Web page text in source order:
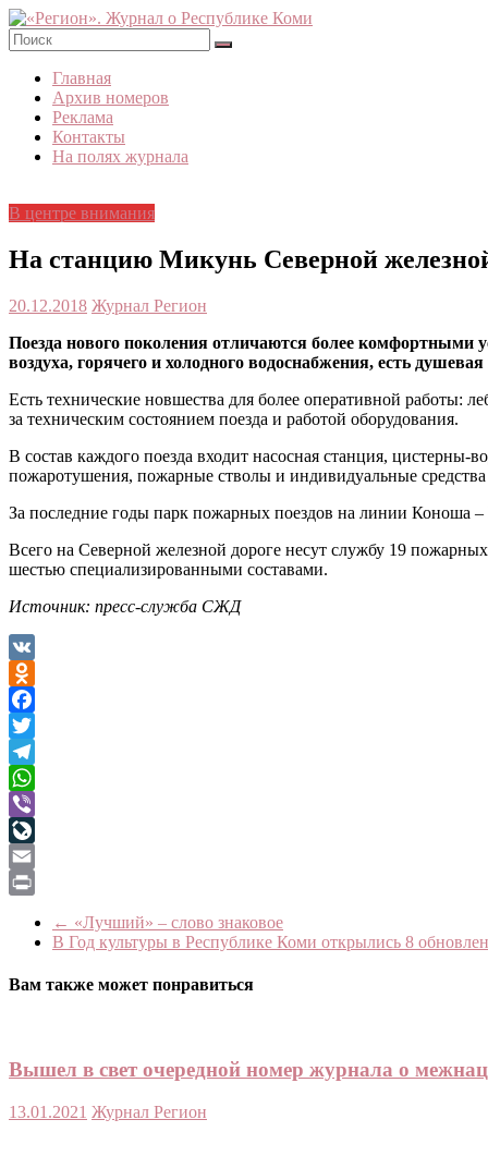
Skip
to
content
«Регион».
Журнал
Республике
Коми
Главная
Архив номеров
Реклама
Контакты
На полях журнала
В центре внимания
На станцию Микунь Северной
20.12.2018 Журнал Регион
Поезда нового поколения отличаются более
воздуха, горячего и холодного водоснабжения, есть
Есть технические новшества для более оперативной работы:
за техническим состоянием поезда и работой оборудования.
В состав каждого поезда входит насосная станция,
пожаротушения, пожарные стволы и индивидуальные
За последние годы парк пожарных поездов на линии Коноша
Всего на Северной железной дороге несут службу 19
шестью специализированными составами.
Источник: пресс-служба СЖД
VK
Odnoklassniki
Facebook
Twitter
Telegram
WhatsApp
Viber
LiveJournal
Email
← «Лучший» – слово знаковое
В Год культуры в Республике Коми открылись 8
Вам также может понравиться
Вышел в свет очередной номер журнала о
13.01.2021 Журнал Регион